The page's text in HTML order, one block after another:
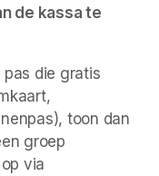
de kassa te
die gratis
toon dan
groep
via